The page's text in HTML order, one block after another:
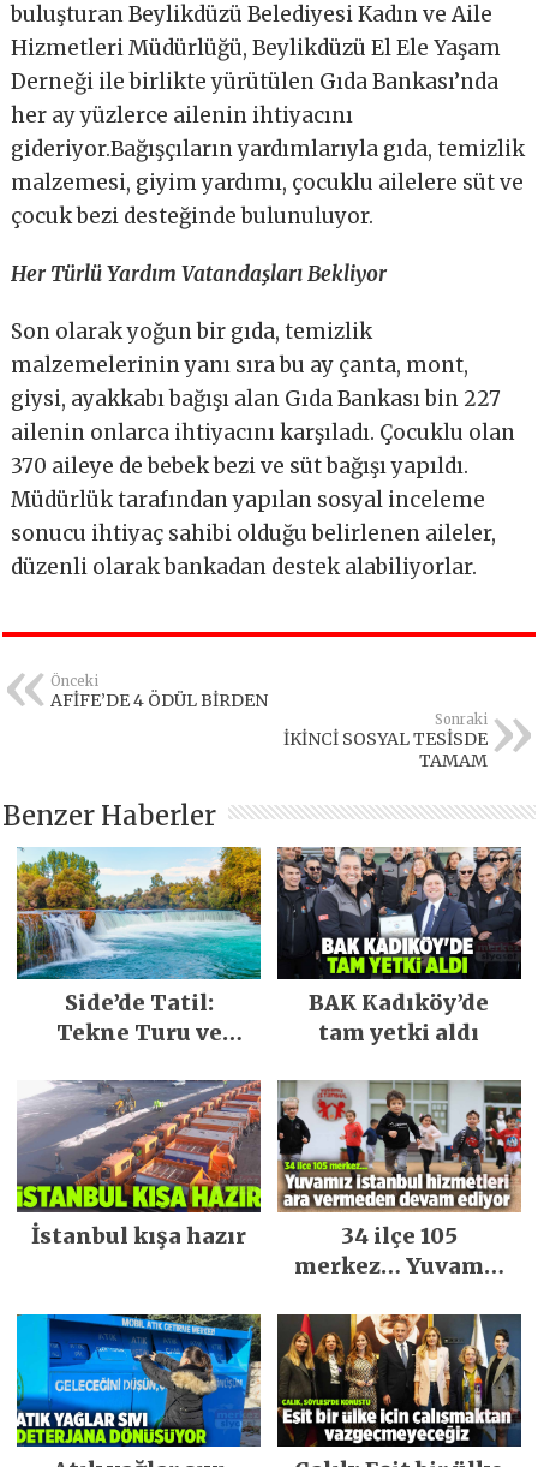
buluşturan Beylikdüzü Belediyesi Kadın ve Aile
Hizmetleri Müdürlüğü, Beylikdüzü El Ele Yaşam
Derneği ile birlikte yürütülen Gıda Bankası’nda
her ay yüzlerce ailenin ihtiyacını
gideriyor.Bağışçıların yardımlarıyla gıda, temizlik
malzemesi, giyim yardımı, çocuklu ailelere süt ve
çocuk bezi desteğinde bulunuluyor.
Her Türlü Yardım Vatandaşları Bekliyor
Son olarak yoğun bir gıda, temizlik
malzemelerinin yanı sıra bu ay çanta, mont,
giysi, ayakkabı bağışı alan Gıda Bankası bin 227
ailenin onlarca ihtiyacını karşıladı. Çocuklu olan
370 aileye de bebek bezi ve süt bağışı yapıldı.
Müdürlük tarafından yapılan sosyal inceleme
sonucu ihtiyaç sahibi olduğu belirlenen aileler,
düzenli olarak bankadan destek alabiliyorlar.
Önceki
AFİFE’DE 4 ÖDÜL BİRDEN
Sonraki
İKİNCİ SOSYAL TESİSDE
TAMAM
Benzer Haberler
Side’de Tatil:
Tekne Turu ve
BAK Kadıköy’de
tam yetki aldı
İstanbul kışa hazır
34 ilçe 105
merkez… Yuvamız
ara vermeden
devam ediyor